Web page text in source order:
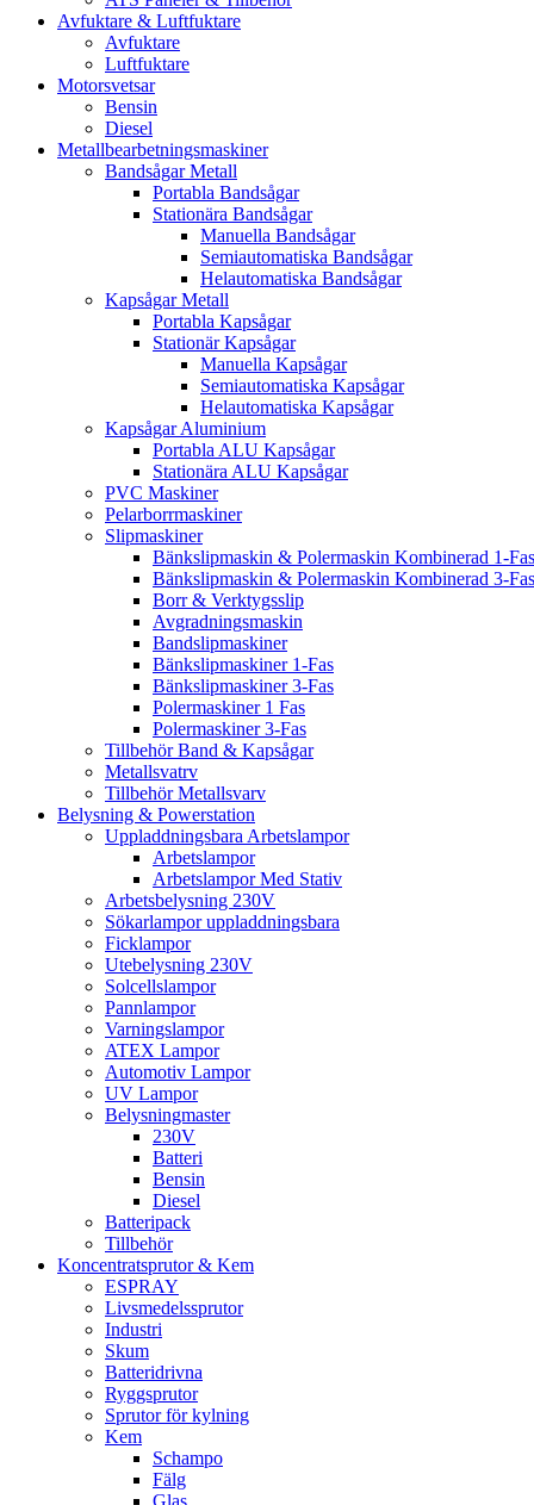
Avfuktare & Luftfuktare
Avfuktare
Luftfuktare
Motorsvetsar
Bensin
Diesel
Metallbearbetningsmaskiner
Bandsågar Metall
Portabla Bandsågar
Stationära Bandsågar
Manuella Bandsågar
Semiautomatiska Bandsågar
Helautomatiska Bandsågar
Kapsågar Metall
Portabla Kapsågar
Stationär Kapsågar
Manuella Kapsågar
Semiautomatiska Kapsågar
Helautomatiska Kapsågar
Kapsågar Aluminium
Portabla ALU Kapsågar
Stationära ALU Kapsågar
PVC Maskiner
Pelarborrmaskiner
Slipmaskiner
Bänkslipmaskin & Polermaskin Kombinerad 1-Fas
Bänkslipmaskin & Polermaskin Kombinerad 3-Fas
Borr & Verktygsslip
Avgradningsmaskin
Bandslipmaskiner
Bänkslipmaskiner 1-Fas
Bänkslipmaskiner 3-Fas
Polermaskiner 1 Fas
Polermaskiner 3-Fas
Tillbehör Band & Kapsågar
Metallsvatrv
Tillbehör Metallsvarv
Belysning & Powerstation
Uppladdningsbara Arbetslampor
Arbetslampor
Arbetslampor Med Stativ
Arbetsbelysning 230V
Sökarlampor uppladdningsbara
Ficklampor
Utebelysning 230V
Solcellslampor
Pannlampor
Varningslampor
ATEX Lampor
Automotiv Lampor
UV Lampor
Belysningmaster
230V
Batteri
Bensin
Diesel
Batteripack
Tillbehör
Koncentratsprutor & Kem
ESPRAY
Livsmedelssprutor
Industri
Skum
Batteridrivna
Ryggsprutor
Sprutor för kylning
Kem
Schampo
Fälg
Glas